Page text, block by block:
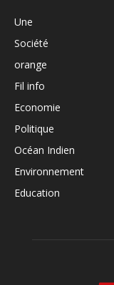
Une
Société
orange
Fil info
Economie
Politique
Océan Indien
Environnement
Education